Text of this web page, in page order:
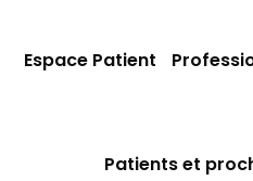
Patients et
Espace Patient